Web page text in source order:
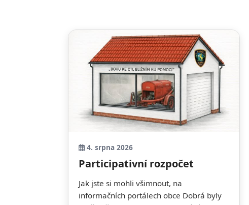
4. srpna 2026
Participativní rozpočet
Jak jste si mohli všimnout, na
informačních portálech obce Dobrá byly